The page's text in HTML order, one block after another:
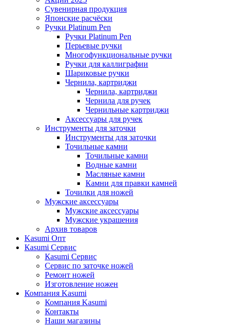
Сувенирная продукция
Японские расчёски
Ручки Platinum Pen
Ручки Platinum Pen
Перьевые ручки
Многофункциональные ручки
Ручки для каллиграфии
Шариковые ручки
Чернила, картриджи
Чернила, картриджи
Чернила для ручек
Чернильные картриджи
Аксессуары для ручек
Инструменты для заточки
Инструменты для заточки
Точильные камни
Точильные камни
Водные камни
Масляные камни
Камни для правки камней
Точилки для ножей
Мужские аксессуары
Мужские аксессуары
Мужские украшения
Архив товаров
Kasumi Опт
Кasumi Сервис
Кasumi Сервис
Сервис по заточке ножей
Ремонт ножей
Изготовление ножен
Компания Kasumi
Компания Kasumi
Контакты
Наши магазины